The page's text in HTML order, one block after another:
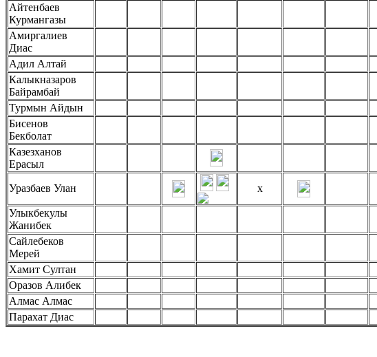
Айтенбаев
Курмангазы
Амиргалиев
Диас
Адил Алтай
Калыкназаров
Байрамбай
Турмын Айдын
Бисенов
Бекболат
Казезханов
Ерасыл
Уразбаев Улан x
Улыкбекулы
Жанибек
Сайлебеков
Мерей
Хамит Султан
Оразов Алибек
Алмас Алмас
Парахат Диас